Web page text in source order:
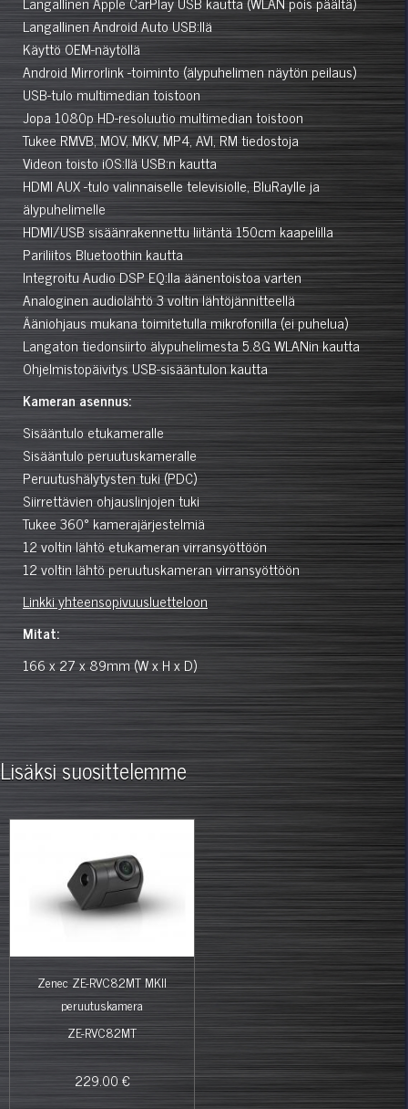
Langallinen Android Auto USB:llä
Käyttö OEM-näytöllä
Android Mirrorlink -toiminto (älypuhelimen näytön peilaus)
USB-tulo multimedian toistoon
Jopa 1080p HD-resoluutio multimedian toistoon
Tukee RMVB, MOV, MKV, MP4, AVI, RM tiedostoja
Videon toisto iOS:llä USB:n kautta
HDMI AUX -tulo valinnaiselle televisiolle, BluRaylle ja
älypuhelimelle
HDMI/USB sisäänrakennettu liitäntä 150cm kaapelilla
Pariliitos Bluetoothin kautta
Integroitu Audio DSP EQ:lla äänentoistoa varten
Analoginen audiolähtö 3 voltin lähtöjännitteellä
Ääniohjaus mukana toimitetulla mikrofonilla (ei puhelua)
Langaton tiedonsiirto älypuhelimesta 5.8G WLANin kautta
Ohjelmistopäivitys USB-sisääntulon kautta
Kameran asennus:
Sisääntulo etukameralle
Sisääntulo peruutuskameralle
Peruutushälytysten tuki (PDC)
Siirrettävien ohjauslinjojen tuki
Tukee 360° kamerajärjestelmiä
12 voltin lähtö etukameran virransyöttöön
12 voltin lähtö peruutuskameran virransyöttöön
Linkki yhteensopivuusluetteloon
Mitat:
166 x 27 x 89mm (W x H x D)
Lisäksi suosittelemme
Zenec ZE-RVC82MT MKII
peruutuskamera
ZE-RVC82MT
229.00 €